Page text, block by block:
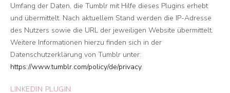
Umfang der Daten, die Tumblr mit Hilfe dieses Plugins erhebt
und übermittelt. Nach aktuellem Stand werden die IP-Adresse
des Nutzers sowie die URL der jeweiligen Website übermittelt.
Weitere Informationen hierzu finden sich in der
Datenschutzerklärung von Tumblr unter:
https://www.tumblr.com/policy/de/privacy.
LINKEDIN PLUGIN